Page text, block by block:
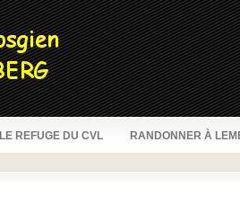
LE REFUGE DU CVL RANDONNER À